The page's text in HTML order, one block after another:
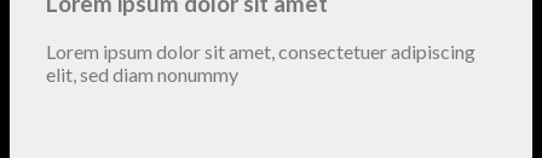
Lorem ipsum dolor sit amet, consectetuer adipiscing
elit, sed diam nonummy